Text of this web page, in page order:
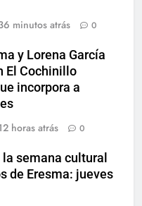
minutos atrás 0
y Lorena García
El Cochinillo
incorpora a
horas atrás 0
semana cultural
de Eresma: jueves